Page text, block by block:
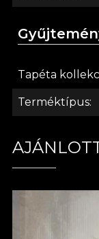
Tapéta
Terméktípus